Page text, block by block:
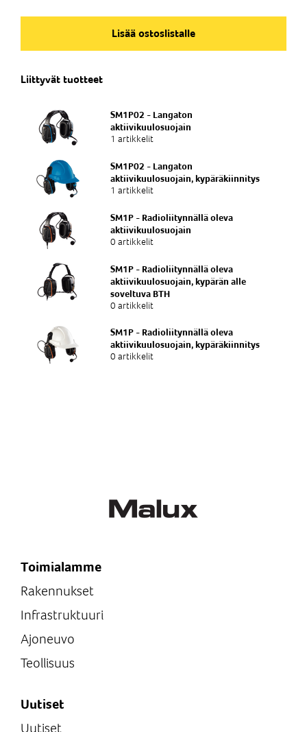
Nim. Nro
Lisää ostoslistalle
Liittyvät tuotteet
SM1P02 - Langaton
aktiivikuulosuojain
1 artikkelit
SM1P02 - Langaton
aktiivikuulosuojain, kypäräkiinnitys
1 artikkelit
SM1P - Radioliitynnällä oleva
aktiivikuulosuojain
0 artikkelit
SM1P - Radioliitynnällä oleva
aktiivikuulosuojain, kypärän alle
soveltuva BTH
0 artikkelit
SM1P - Radioliitynnällä oleva
aktiivikuulosuojain, kypäräkiinnitys
0 artikkelit
Toimialamme
Rakennukset
Infrastruktuuri
Ajoneuvo
Teollisuus
Uutiset
Uutiset